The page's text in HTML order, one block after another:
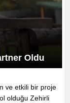
Oldu
ve etkili bir proje
olduğu Zehirli